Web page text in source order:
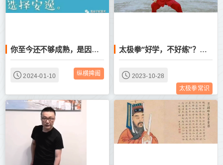
你至今还不够成熟，是因为你活的太安逸了！
2024-01-10 纵横捭阖
太极拳“好学，不好练”？那是因为你没明白这几个要点
2023-10-28
太极拳常识